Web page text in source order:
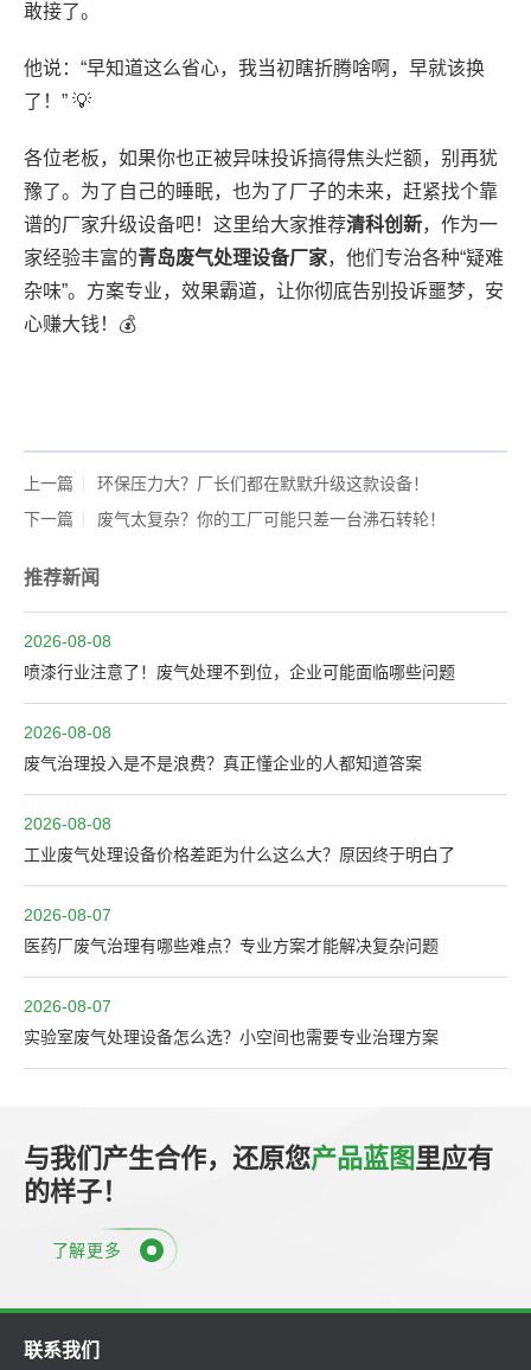
敢接了。
他说：“早知道这么省心，我当初瞎折腾啥啊，早就该换
了！” 💡
各位老板，如果你也正被异味投诉搞得焦头烂额，别再犹
豫了。为了自己的睡眠，也为了厂子的未来，赶紧找个靠
谱的厂家升级设备吧！这里给大家推荐清科创新，作为一
家经验丰富的青岛废气处理设备厂家，他们专治各种“疑难
杂味”。方案专业，效果霸道，让你彻底告别投诉噩梦，安
心赚大钱！💰
上一篇
环保压力大？厂长们都在默默升级这款设备！
下一篇
废气太复杂？你的工厂可能只差一台沸石转轮！
推荐新闻
2026-08-08
喷漆行业注意了！废气处理不到位，企业可能面临哪些问题
2026-08-08
废气治理投入是不是浪费？真正懂企业的人都知道答案
2026-08-08
工业废气处理设备价格差距为什么这么大？原因终于明白了
2026-08-07
医药厂废气治理有哪些难点？专业方案才能解决复杂问题
2026-08-07
实验室废气处理设备怎么选？小空间也需要专业治理方案
与我们产生合作，还原您产品蓝图里应有
的样子！
了解更多
联系我们